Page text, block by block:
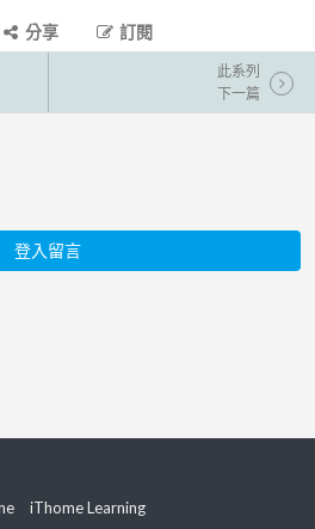
分享 訂閱
此系列
下一篇
登入留言
iThome Learning